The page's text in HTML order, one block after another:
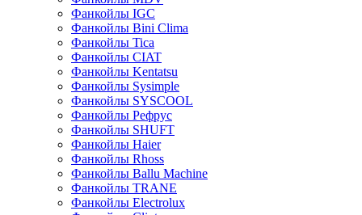
Фанкойлы IGC
Фанкойлы Bini Clima
Фанкойлы Tica
Фанкойлы CIAT
Фанкойлы Kentatsu
Фанкойлы Sysimple
Фанкойлы SYSCOOL
Фанкойлы Рефрус
Фанкойлы SHUFT
Фанкойлы Haier
Фанкойлы Rhoss
Фанкойлы Ballu Machine
Фанкойлы TRANE
Фанкойлы Electrolux